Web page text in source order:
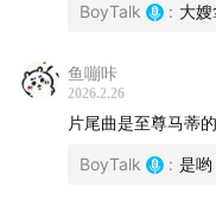
BoyTalk : 大
鱼嘣咔
2026.2.26
片尾曲是至尊马蒂
BoyTalk : 是